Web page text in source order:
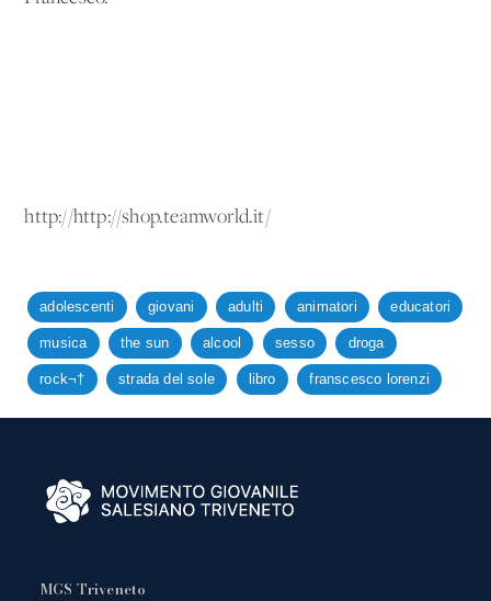
http://http://shop.teamworld.it/
adolescenti giovani adulti animatori educatori
musica the sun alcool sesso droga
rock¬† strada del sole libro franscesco lorenzi
MGS Triveneto